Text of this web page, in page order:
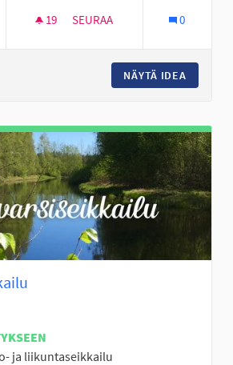
19 19 SEURAAJAA
SEURAA 0
NÄYTÄ IDEA
ja liikuntaseikkailu